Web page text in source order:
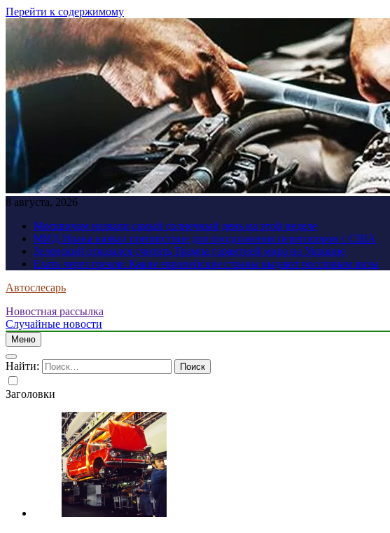
Перейти к содержимому
8 августа, 2026
Москвичам назвали самый солнечный день на этой неделе
МИД Ирана назвал препятствие для продолжения переговоров с США
Зеленский отказался считать Трампа гарантией мира на Украине
Ехать через греков: Какие европейские страны выдают россиянам визы
Автослесарь
Новостная рассылка
Случайные новости
Меню
Найти:
Заголовки